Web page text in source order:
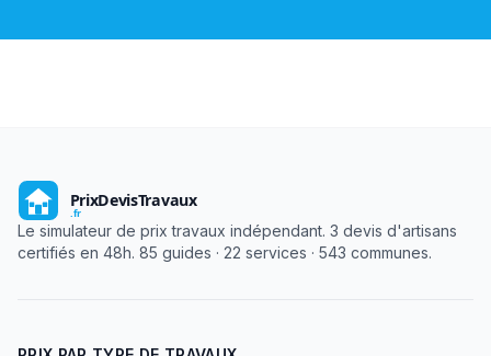
Le simulateur de prix travaux indépendant. 3 devis d'artisans
certifiés en 48h. 85 guides · 22 services · 543 communes.